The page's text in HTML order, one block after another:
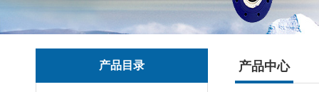
产品目录 产品中心